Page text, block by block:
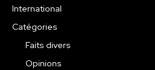
International
Catégories
Faits divers
Opinions